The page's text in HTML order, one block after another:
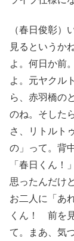
（春日俊彰）
見るというか
よ。何日か前
よ。元ヤクル
ら、赤羽橋の
のね。そした
さ、リトルト
の」って。背
「春日くん！
思ったんだけ
お二人に「あ
くん！ 前を
て。まあ、気